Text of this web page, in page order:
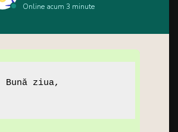
Online acum 3 minute
Bună ziua,